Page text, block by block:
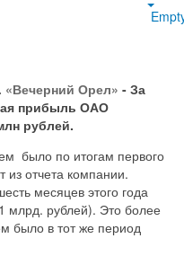
«Вечерний Орел» - За
прибыль ОАО
рублей.
было по итогам первого
из отчета компании.
месяцев этого года
млрд. рублей). Это более
было в тот же период